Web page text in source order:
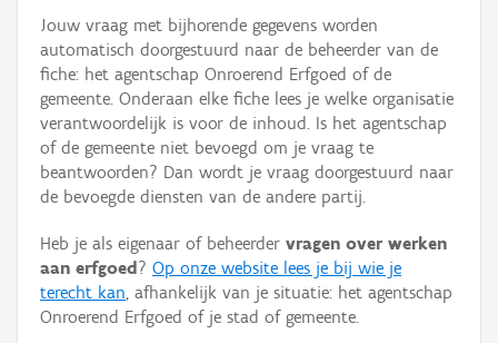
Waarneming
Thema
Gebeurtenis
Persoon of collectief
Hergebruik
Aanmelden
Jouw vraag met bijhorende gegevens worden
automatisch doorgestuurd naar de beheerder van de
fiche: het agentschap Onroerend Erfgoed of de
gemeente. Onderaan elke fiche lees je welke organisatie
verantwoordelijk is voor de inhoud. Is het agentschap
of de gemeente niet bevoegd om je vraag te
beantwoorden? Dan wordt je vraag doorgestuurd naar
de bevoegde diensten van de andere partij.
Heb je als eigenaar of beheerder vragen over werken
aan erfgoed ? Op onze website lees je bij wie je
terecht kan, afhankelijk van je situatie: het agentschap
Onroerend Erfgoed of je stad of gemeente.